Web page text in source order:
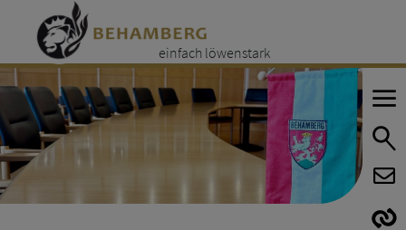
einfach löwenstark